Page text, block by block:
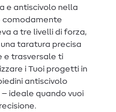
e antiscivolo nella
comodamente
a tre livelli di forza,
taratura precisa
e trasversale ti
i Tuoi progetti in
antiscivolo
ideale quando vuoi